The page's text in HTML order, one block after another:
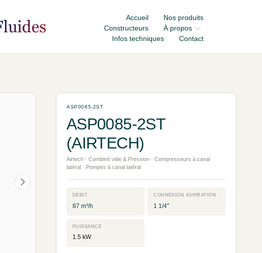
Accueil
Nos produits
Constructeurs
À propos
Infos techniques
Contact
ASP0085-2ST
ASP0085-2ST
(AIRTECH)
Airtech · Combiné vide & Pression · Compresseurs à canal
latéral · Pompes à canal latéral
DÉBIT
87 m³/h
CONNEXION ASPIRATION
1 1/4"
PUISSANCE
1.5 kW